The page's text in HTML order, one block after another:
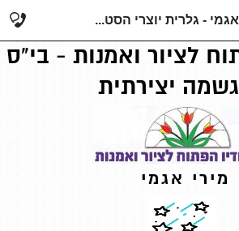
- גלרית יוצרי הסט...
מירי אגמי
לציור ואמנות - בי"ס
יצירתית